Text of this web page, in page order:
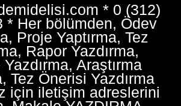
* 0 (312)
* Her bölümden, Ödev
Proje Yaptırma, Tez
Rapor Yazdırma,
Araştırma
Tez Önerisi Yazdırma
için iletişim adreslerini